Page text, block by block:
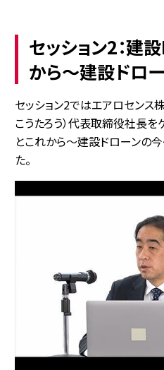
セッション2：建
から～建設ドロ
セッション2ではエアロセンス
こうたろう）代表取締役社長を
とこれから～建設ドローンの
た。